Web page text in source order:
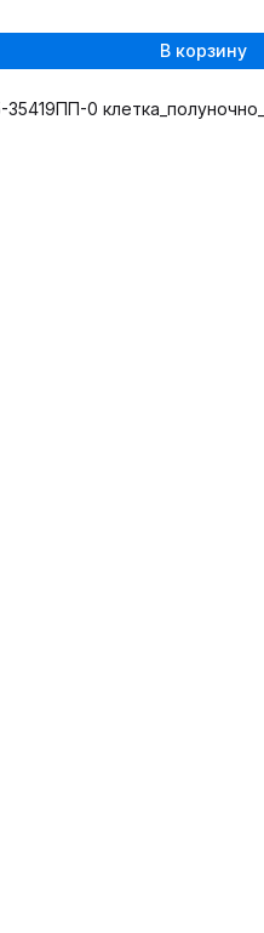
В корзину